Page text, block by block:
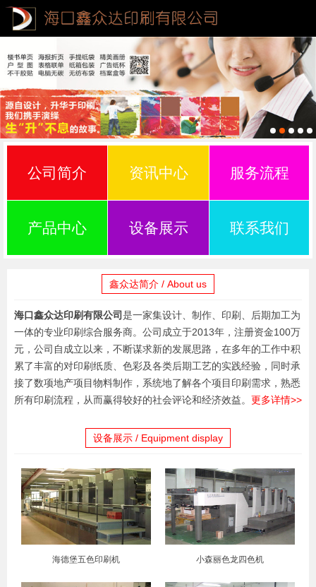
公司简介 资讯中心 服务流程
产品中心 设备展示 联系我们
鑫众达简介 / About us
海口鑫众达印刷有限公司是一家集设计、制作、印刷、后期加工为
一体的专业印刷综合服务商。公司成立于2013年，注册资金100万
元，公司自成立以来，不断谋求新的发展思路，在多年的工作中积
累了丰富的对印刷纸质、色彩及各类后期工艺的实践经验，同时承
接了数项地产项目物料制作，系统地了解各个项目印刷需求，熟悉
所有印刷流程，从而赢得较好的社会评论和经济效益。 更多详情>>
设备展示 / Equipment display
海德堡五色印刷机 小森丽色龙四色机